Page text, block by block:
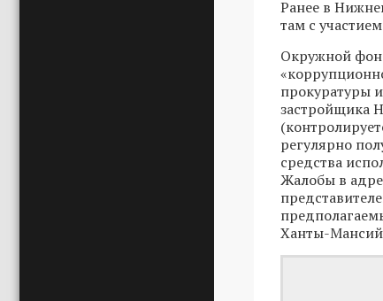
Ранее в
там с
Окружной
прокуратуры
застройщика
регулярно
средства
Жалобы в
Ханты-